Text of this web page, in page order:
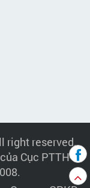
right reserved.
Cục PTTH-